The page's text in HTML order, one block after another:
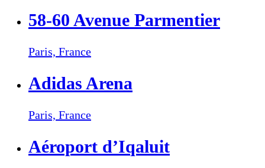
58-60 Avenue Parmentier
Paris, France
Adidas Arena
Paris, France
Aéroport d’Iqaluit